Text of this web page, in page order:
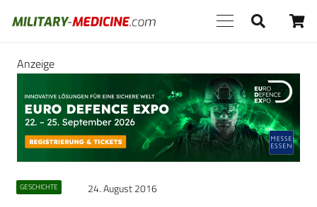
Anzeige
GESCHICHTE 24. August 2016